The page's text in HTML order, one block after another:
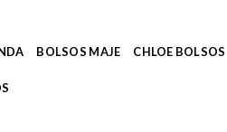
BOLSOS MAJE CHLOE BOLSOS